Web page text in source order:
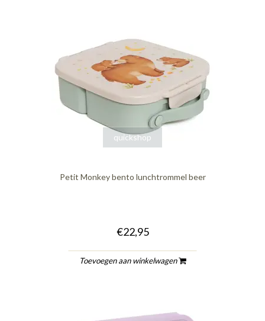
quickshop
Petit Monkey bento lunchtrommel beer
€22,95
Toevoegen aan winkelwagen